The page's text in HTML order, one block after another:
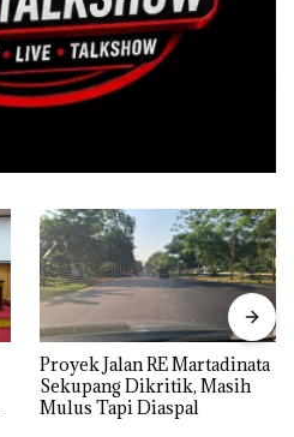
Proyek Jalan RE Martadinata
Sekupang Dikritik, Masih
Mulus Tapi Diaspal